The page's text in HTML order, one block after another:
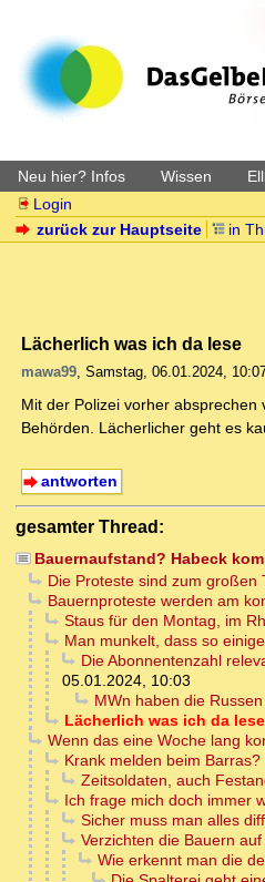
Neu hier? Infos Wissen
Login
zurück zur Hauptseite
in
Lächerlich was ich da lese
mawa99, Samstag, 06.01.2024,
Mit der Polizei vorher
Behörden. Lächerlicher geht es
antworten
gesamter Thread:
Bauernaufstand? Habeck
Die Proteste sind zum großen
Bauernproteste werden am
Staus für den Montag, im
Man munkelt, dass so
Die Abonnentenzahl
05.01.2024, 10:03
MWn haben die
Lächerlich was ich da lese
Wenn das eine Woche lang
Krank melden beim Barras?
Zeitsoldaten, auch
Ich frage mich doch immer
Sicher muss man alles
Verzichten die Bauern
Wie erkennt man die